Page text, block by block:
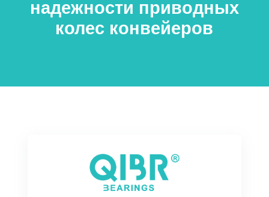
надежности приводных
колес конвейеров